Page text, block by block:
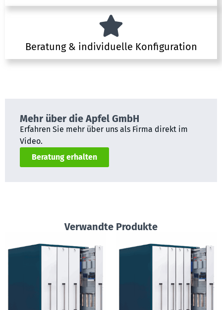
Beratung & individuelle Konfiguration
Mehr über die Apfel GmbH
Erfahren Sie mehr über uns als Firma direkt im
Video.
Beratung erhalten
Verwandte Produkte